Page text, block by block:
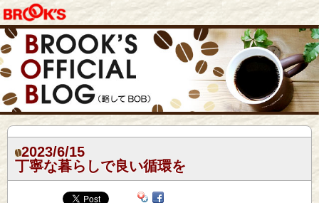
2023/6/15
丁寧な暮らしで良い循環を